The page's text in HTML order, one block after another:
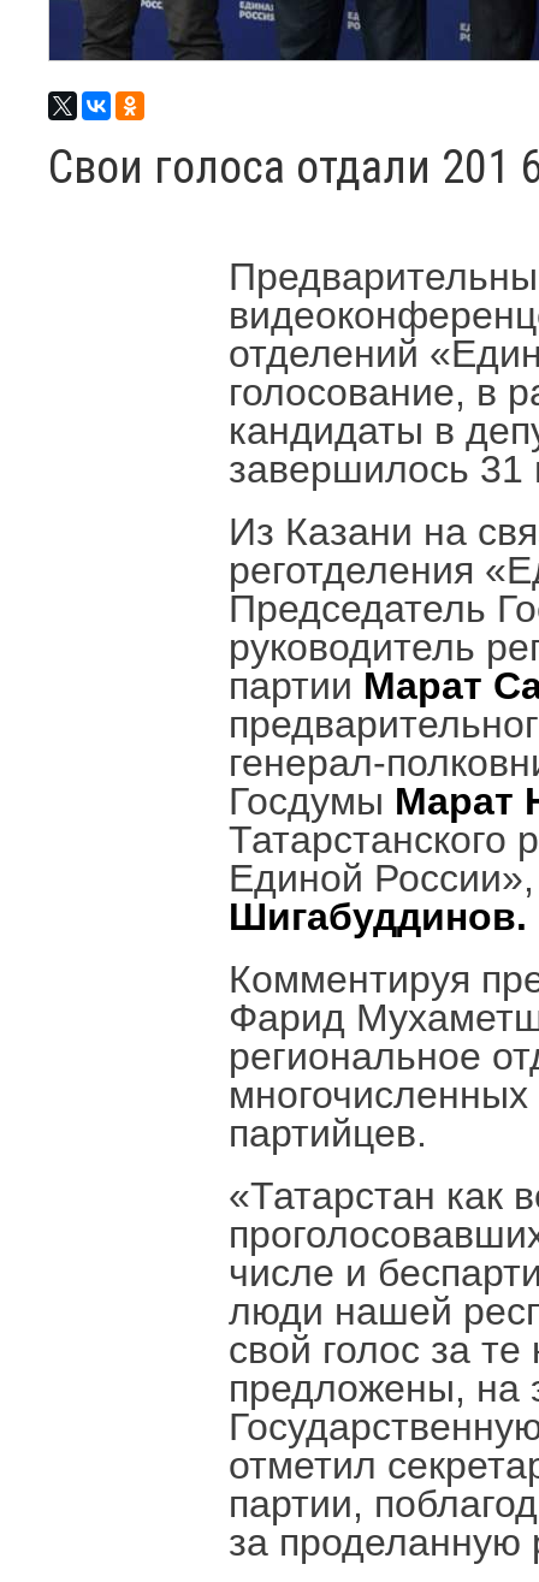
Свои голоса отдали 201
отделений
голосование, в
кандидаты в
завершилось 31
Из Казани на
реготделения
Председатель
руководитель
партии Марат
генерал-
Госдумы Марат
Татарстанского
Единой
Шигабуддинов.
Комментируя
Фарид
региональное
партийцев.
«Татарстан как
числе и
люди нашей
свой голос за
предложены, на
отметил
партии,
за проделанную